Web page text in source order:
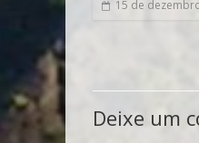
15 de
Deixe um